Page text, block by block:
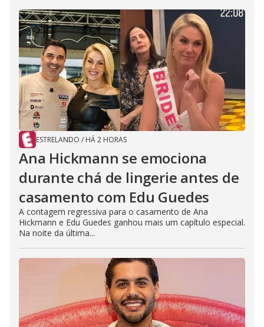
ESTRELANDO / HÁ 2 HORAS
Ana Hickmann se emociona
durante chá de lingerie antes de
casamento com Edu Guedes
A contagem regressiva para o casamento de Ana
Hickmann e Edu Guedes ganhou mais um capítulo especial.
Na noite da última...